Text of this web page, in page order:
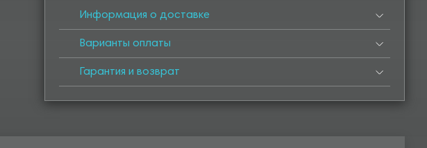
Информация о доставке
Варианты оплаты
Гарантия и возврат